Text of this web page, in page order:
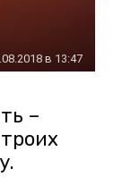
в 13:47
–